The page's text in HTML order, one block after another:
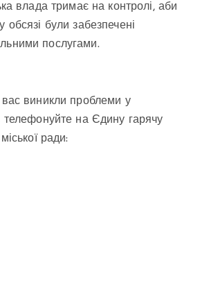
влада тримає на контролі, аби
були забезпечені
послугами.
виникли проблеми у
телефонуйте на Єдину гарячу
ради: